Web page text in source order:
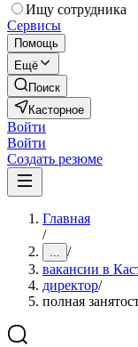
Ищу сотрудника
Сервисы
Помощь
Ещё
Поиск
Касторное
Войти
Войти
Создать резюме
Главная
/
... /
вакансии в
директор/
полная